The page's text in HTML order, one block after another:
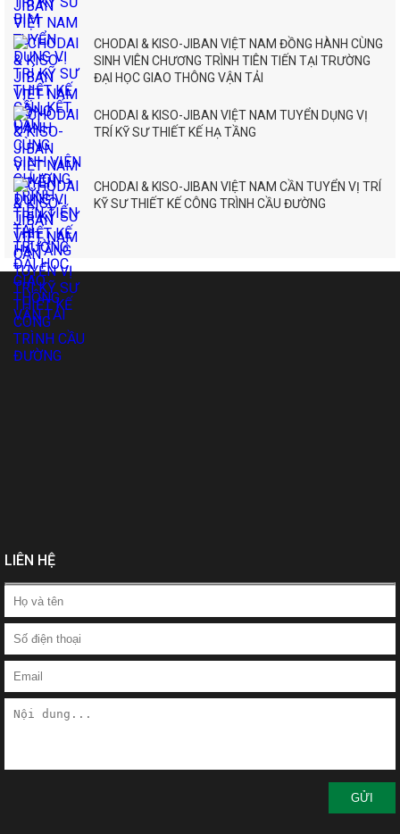
CHODAI & KISO-JIBAN VIỆT NAM ĐỒNG HÀNH CÙNG
SINH VIÊN CHƯƠNG TRÌNH TIÊN TIẾN TẠI TRƯỜNG
ĐẠI HỌC GIAO THÔNG VẬN TẢI
CHODAI & KISO-JIBAN VIỆT NAM TUYỂN DỤNG VỊ
TRÍ KỸ SƯ THIẾT KẾ HẠ TẦNG
CHODAI & KISO-JIBAN VIỆT NAM CẦN TUYỂN VỊ TRÍ
KỸ SƯ THIẾT KẾ CÔNG TRÌNH CẦU ĐƯỜNG
LIÊN HỆ
GỬI